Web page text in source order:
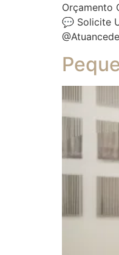
Orçamento
💬 Solicite